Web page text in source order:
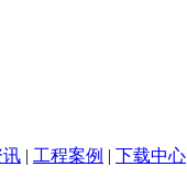
讯 | 工程案例 | 下载中心